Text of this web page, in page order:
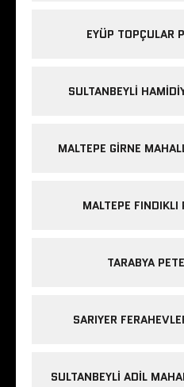
EYÜP TOPÇULAR
SULTANBEYLI
MALTEPE GIRNE
MALTEPE
TARABYA
SARIYER
SULTANBEYLI ADIL